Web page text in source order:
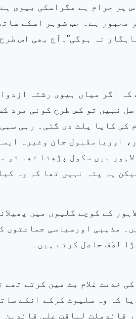
پر حرام ہے مگراسکی بیوی
مجبور ہے۔ جب شوہر اسکے
نہ ہوگی”۔آج بھی اس
کہ اگر میاں بیوی رشتہ
نہیں تو کس طرح کوئی مرد
کی کایا پلٹ دی گئی۔ رہی
اوریامقبول جان وغیرہ
میں سکول پڑھتا تھا تو
یہ پتہ نہیں تھا کہ وہ
کے کوچے گلیوں میں
مذہبی اورسیاسی جماعتوں
لطف حاصل کرتے ہیں۔
خدمت غلام بٹ مین کرتے تھے
کہ وہ سلیوٹ کرکے انکے
قائدملت لیاقت علی